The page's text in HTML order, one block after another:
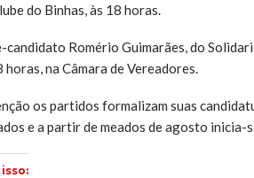
do Binhas, às 18 horas.
candidato Romério Guimarães, do
na Câmara de Vereadores.
os partidos formalizam suas
e a partir de meados de agosto inicia-